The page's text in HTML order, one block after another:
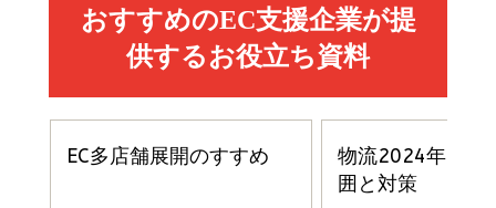
￥1,870
小さな会社は戦略が9割
ドリルを売るには穴を売れ
￥880
anan(アンアン)2026/06/24号 No.2500増刊
スペシャルエディション[王道エンタメの矜持／
￥1,100
anan(アンアン)2026/07/08号 No.2502[2026
年後半、あなたの恋と運命／山田涼介]
イシューからはじめよ［改訂版］――知的生産の「シンプ
ルな本質」
￥2,200
経営メモ 16年の起業家人生で得た知見